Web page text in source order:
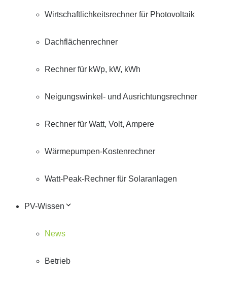
Wirtschaftlichkeitsrechner für Photovoltaik
Dachflächenrechner
Rechner für kWp, kW, kWh
Neigungswinkel- und Ausrichtungsrechner
Rechner für Watt, Volt, Ampere
Wärmepumpen-Kostenrechner
Watt-Peak-Rechner für Solaranlagen
PV-Wissen
News
Betrieb